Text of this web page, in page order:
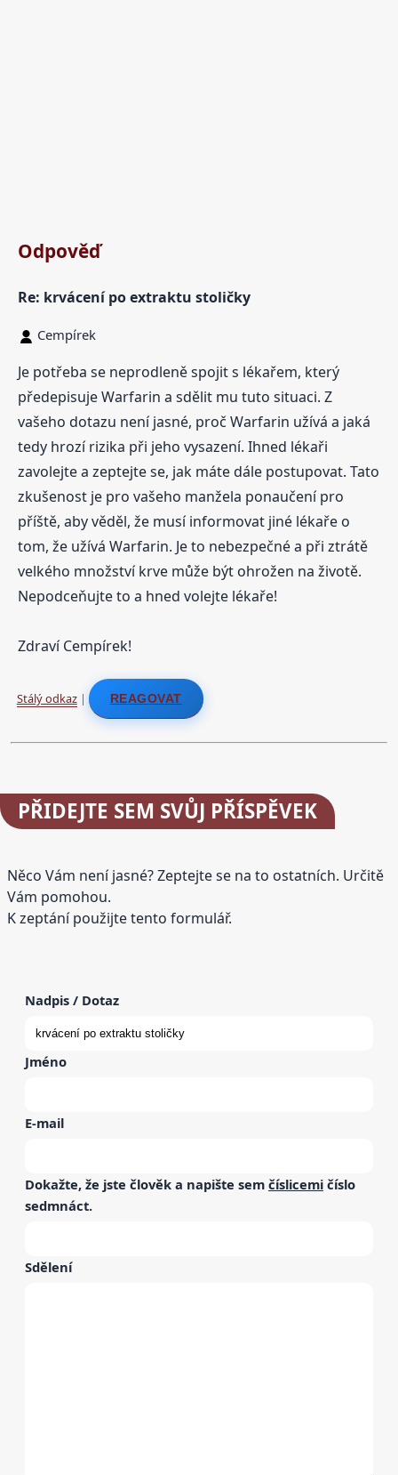
Odpověď
Re: krvácení po extraktu stoličky
Cempírek
Je potřeba se neprodleně spojit s lékařem, který
předepisuje Warfarin a sdělit mu tuto situaci. Z
vašeho dotazu není jasné, proč Warfarin užívá a jaká
tedy hrozí rizika při jeho vysazení. Ihned lékaři
zavolejte a zeptejte se, jak máte dále postupovat. Tato
zkušenost je pro vašeho manžela ponaučení pro
příště, aby věděl, že musí informovat jiné lékaře o
tom, že užívá Warfarin. Je to nebezpečné a při ztrátě
velkého množství krve může být ohrožen na životě.
Nepodceňujte to a hned volejte lékaře!
Zdraví Cempírek!
Stálý odkaz| REAGOVAT
PŘIDEJTE SEM SVŮJ PŘÍSPĚVEK
Něco Vám není jasné? Zeptejte se na to ostatních. Určitě
Vám pomohou.
K zeptání použijte tento formulář.
Nadpis / Dotaz
Jméno
E-mail
Dokažte, že jste člověk a napište sem číslicemi číslo
sedmnáct.
Sdělení